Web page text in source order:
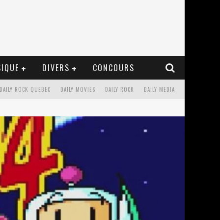
DIVERS CONCOURS
DAILY MEDIA
DAILY ROCK
DAILY MOVIES
DAILY ROCK QUEBEC